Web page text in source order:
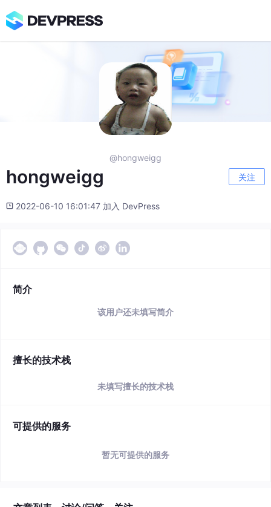
@hongweigg
hongweigg 关注
2022-06-10 16:01:47 加入 DevPress
简介
该用户还未填写简介
擅长的技术栈
未填写擅长的技术栈
可提供的服务
暂无可提供的服务